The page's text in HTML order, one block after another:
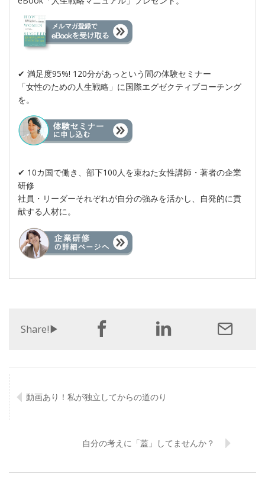
✔︎ 満足度95%! 120分があっという間の体験セミナー
「女性のための人生戦略」に国際エグゼクティブコーチング
を。
✔︎ 10カ国で働き、部下100人を束ねた女性講師・著者の企業
研修
社員・リーダーそれぞれが自分の強みを活かし、自発的に貢
献する人材に。
Share!▶︎
動画あり！私が独立してからの道のり
自分の考えに「蓋」してませんか？